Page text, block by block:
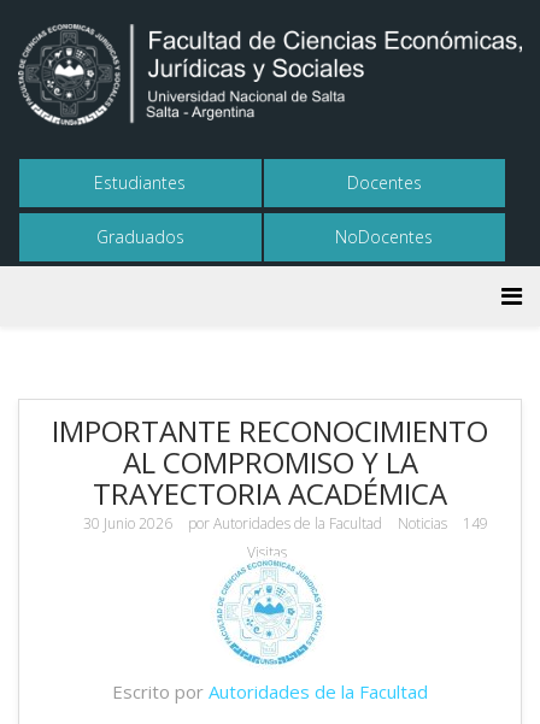
Estudiantes Docentes
Graduados NoDocentes
IMPORTANTE RECONOCIMIENTO
AL COMPROMISO Y LA
TRAYECTORIA ACADÉMICA
30 Junio 2026 porAutoridades de la Facultad Noticias
149
Visitas
Escrito por Autoridades de la Facultad